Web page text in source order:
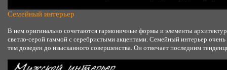
Семейный интерьер
В нем оригинально сочетаются гармоничные формы и элементы
светло-серой гаммой с серебристыми акцентами. Семейный интерьер
тем доведен до изысканного совершенства. Он отвечает последним